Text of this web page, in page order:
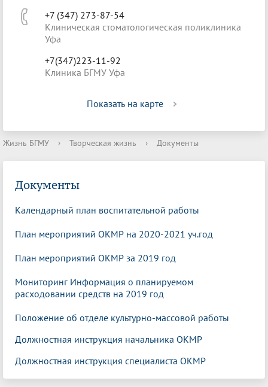
+7 (347) 273-87-54
Клиническая стоматологическая поликлиника
Уфа
+7(347)223-11-92
Клиника БГМУ Уфа
Показать на карте
Жизнь БГМУ › Творческая жизнь › Документы
Документы
Календарный план воспитательной работы
План мероприятий ОКМР на 2020-2021 уч.год
План мероприятий ОКМР за 2019 год
Мониторинг Информация о планируемом
расходовании средств на 2019 год
Положение об отделе культурно-массовой работы
Должностная инструкция начальника ОКМР
Должностная инструкция специалиста ОКМР